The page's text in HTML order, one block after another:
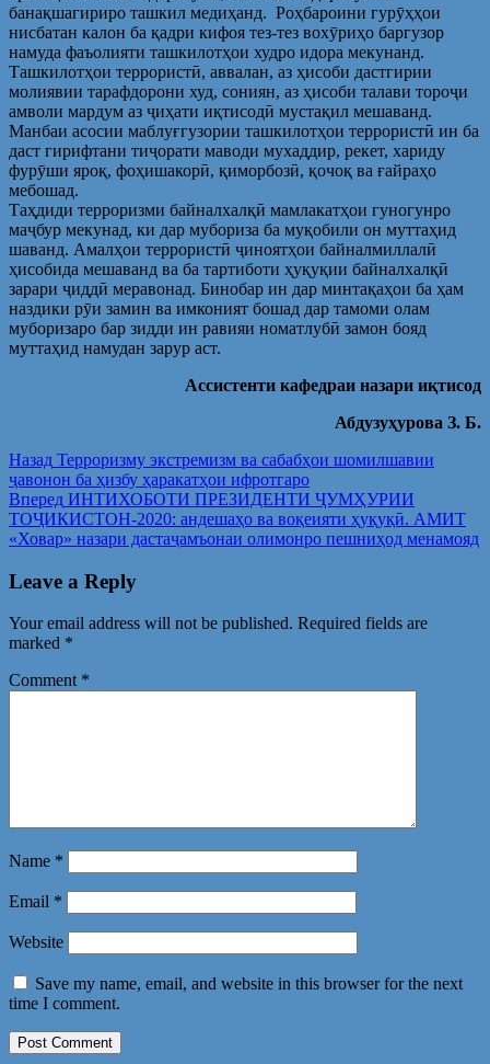
банақшагириро ташкил медиҳанд. Роҳбароини гурӯҳҳои
нисбатан калон ба қадри кифоя тез-тез вохӯриҳо баргузор
намуда фаъолияти ташкилотҳои худро идора мекунанд.
Ташкилотҳои террористӣ, аввалан, аз ҳисоби дастгирии
молиявии тарафдорони худ, сониян, аз ҳисоби талави тороҷи
амволи мардум аз ҷиҳати иқтисодӣ мустақил мешаванд.
Манбаи асосии маблуғгузории ташкилотҳои террористӣ ин ба
даст гирифтани тиҷорати маводи мухаддир, рекет, хариду
фурӯши яроқ, фоҳишакорӣ, қиморбозӣ, қочоқ ва ғайраҳо
мебошад.
Таҳдиди терроризми байналхалқӣ мамлакатҳои гуногунро
маҷбур мекунад, ки дар мубориза ба муқобили он муттаҳид
шаванд. Амалҳои террористӣ ҷиноятҳои байналмиллалӣ
ҳисобида мешаванд ва ба тартиботи ҳуқуқии байналхалқӣ
зарари ҷиддӣ меравонад. Бинобар ин дар минтақаҳои ба ҳам
наздики рӯи замин ва имконият бошад дар тамоми олам
муборизаро бар зидди ин равияи номатлубӣ замон бояд
муттаҳид намудан зарур аст.
Ассистенти кафедраи назари иқтисод
Абдузуҳурова З. Б.
Post
navigation
Назад Предыдущая
запись:
Терроризму экстремизм ва сабабҳои шомилшавии
ҷавонон ба ҳизбу ҳаракатҳои ифротгаро
Вперед Следующая
запись:
ИНТИХОБОТИ ПРЕЗИДЕНТИ ҶУМҲУРИИ
ТОҶИКИСТОН-2020: андешаҳо ва воқеияти ҳуқуқӣ. АМИТ
«Ховар» назари дастаҷамъонаи олимонро пешниҳод менамояд
Leave a Reply
Your email address will not be published. Required fields are
marked *
Comment *
Name *
Email *
Website
Save my name, email, and website in this browser for the next
time I comment.